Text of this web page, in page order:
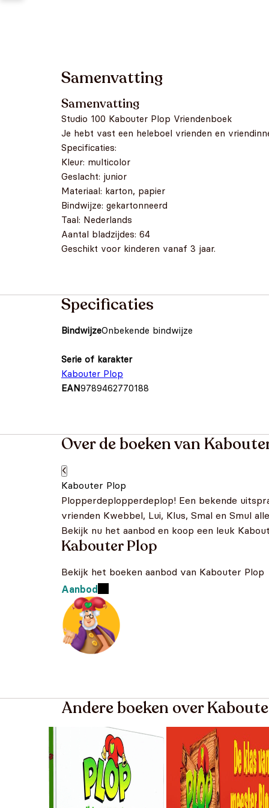
Samenvatting
Samenvatting
Studio 100 Kabouter Plop Vriendenboek
Je hebt vast een heleboel vrienden en
Specificaties:
Kleur: multicolor
Geslacht: junior
Materiaal: karton, papier
Bindwijze: gekartonneerd
Taal: Nederlands
Aantal bladzijdes: 64
Geschikt voor kinderen vanaf 3 jaar.
Specificaties
BindwijzeOnbekende bindwijze
Serie of karakter
Kabouter Plop
EAN9789462770188
Over de boeken van
Kabouter Plop
Plopperdeplopperdeplop! Een bekende
vrienden Kwebbel, Lui, Klus, Smal en Smul
Bekijk nu het aanbod en koop een leuk
Kabouter Plop
Bekijk het boeken aanbod van Kabouter Plop
Aanbod
Andere boeken over